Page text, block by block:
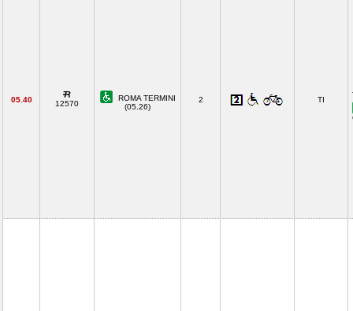
05.40 12570
ROMA TERMINI
(05.26)
2 TI